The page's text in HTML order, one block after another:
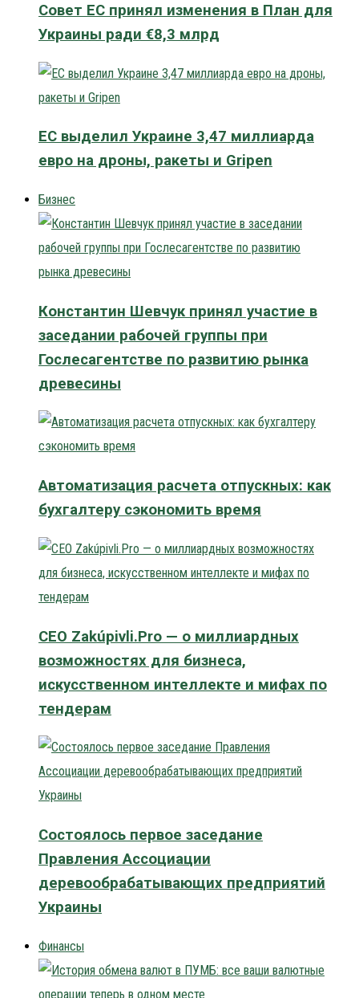
Совет ЕС принял изменения в План для
Украины ради €8,3 млрд
ЕС выделил Украине 3,47 миллиарда
евро на дроны, ракеты и Gripen
Бизнес
Константин Шевчук принял участие в
заседании рабочей группы при
Гослесагентстве по развитию рынка
древесины
Автоматизация расчета отпускных: как
бухгалтеру сэкономить время
CEO Zakúpivli.Pro — о миллиардных
возможностях для бизнеса,
искусственном интеллекте и мифах по
тендерам
Состоялось первое заседание
Правления Ассоциации
деревообрабатывающих предприятий
Украины
Финансы